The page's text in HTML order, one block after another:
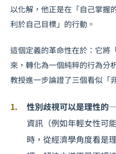
以化解，他正是在「自己掌握
利於自己目標」的行動。
這個定義的革命性在於：它將
來，轉化為一個純粹的行為分
教授進一步論證了三個看似「
性別歧視可以是理性的
資訊（例如年輕女性可
時，從經濟學角度看是